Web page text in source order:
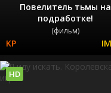
Повелитель тьмы на
подработке!
(фильм)
HD